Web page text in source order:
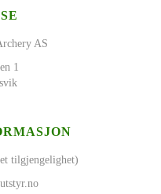
AS
1
tilgjengelighet)